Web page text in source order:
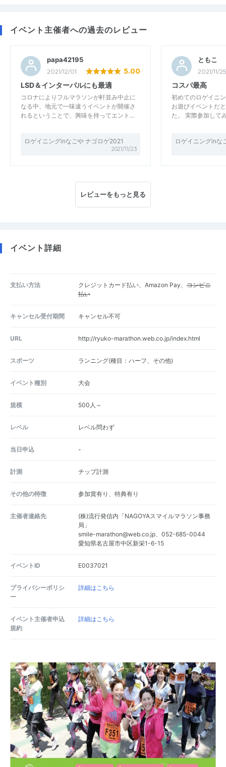
イベント主催者への過去のレビュー
papa42195
2021/12/01 5.00
LSD＆インターバルにも最適
コロナによりフルマラソンが軒並み中止に
なる中、地元で一味違うイベントが開催さ
れるということで、興味を持ってエント…
ロゲイニングinなごや ナゴロゲ2021
2021/11/23
ともこ
2021/11/25
コスパ最高
初めてのロゲイニ
お遊びイベントだ
た。 実際参加して
ロゲイニングinな
レビューをもっと見る
イベント詳細
支払い方法 クレジットカード払い、Amazon Pay、コンビニ
払い
キャンセル受付期間 キャンセル不可
URL http://ryuko-marathon.web.co.jp/index.html
スポーツ ランニング(種目：ハーフ、その他)
イベント種別 大会
規模 500人～
レベル レベル問わず
当日申込 -
計測 チップ計測
その他の特徴 参加賞有り、特典有り
主催者連絡先
(株)流行発信内「NAGOYAスマイルマラソン事務
局」
smile-marathon@web.co.jp、052-685-0044
愛知県名古屋市中区新栄1-6-15
イベントID E0037021
プライバシーポリシ
ー
詳細はこちら
イベント主催者申込
規約
詳細はこちら